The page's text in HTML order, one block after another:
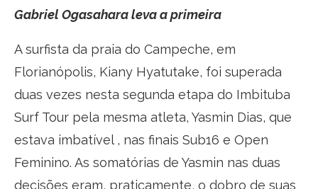
Gabriel Ogasahara leva a primeira
A surfista da praia do Campeche, em
Florianópolis, Kiany Hyatutake, foi superada
duas vezes nesta segunda etapa do Imbituba
Surf Tour pela mesma atleta, Yasmin Dias, que
estava imbatível , nas finais Sub16 e Open
Feminino. As somatórias de Yasmin nas duas
decisões eram, praticamente, o dobro de suas